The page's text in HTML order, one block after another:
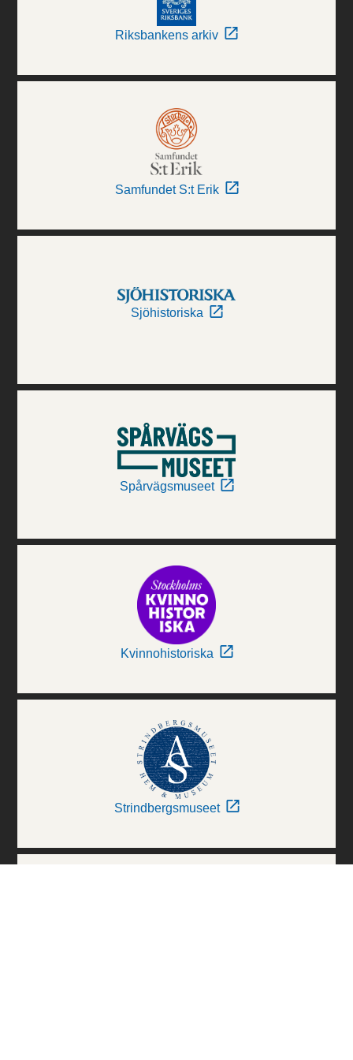
Riksbankens arkiv
Samfundet S:t Erik
Sjöhistoriska
Spårvägsmuseet
Kvinnohistoriska
Strindbergsmuseet